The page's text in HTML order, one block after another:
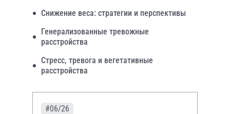
Снижение веса: стратегии и перспективы
Генерализованные тревожные
расстройства
Стресс, тревога и вегетативные
расстройства
#06/26